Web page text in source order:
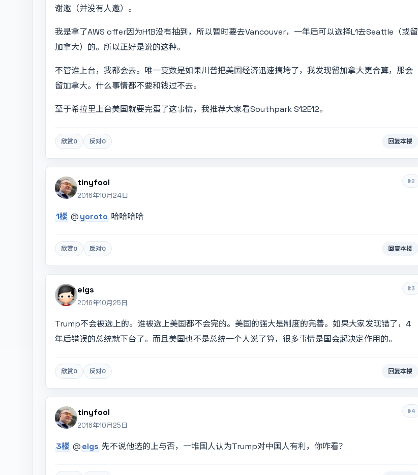
谢邀（并没有人邀）。
我是拿了AWS offer因为H1B没有抽到，所以暂时要去Vancouver，一年后可以选择L1去Seattle（或留
加拿大）的。所以正好是说的这种。
不管谁上台，我都会去。唯一变数是如果川普把美国经济迅速搞垮了，我发现留加拿大更合算，那会
留加拿大。什么事情都不要和钱过不去。
至于希拉里上台美国就要完蛋了这事情，我推荐大家看Southpark S12E12。
欣赏0 反对0 回复本楼
#2
tinyfool
2016年10月24日
1楼 @yoroto 哈哈哈哈
欣赏0 反对0 回复本楼
#3
elgs
2016年10月25日
Trump不会被选上的。谁被选上美国都不会完的。美国的强大是制度的完善。如果大家发现错了，4
年后错误的总统就下台了。而且美国也不是总统一个人说了算，很多事情是国会起决定作用的。
欣赏0 反对0 回复本楼
#4
tinyfool
2016年10月25日
3楼 @elgs 先不说他选的上与否，一堆国人认为Trump对中国人有利，你咋看？